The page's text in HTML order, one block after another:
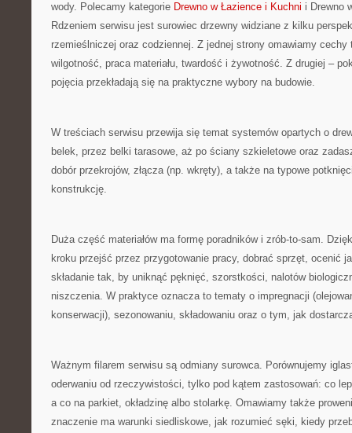
wody. Polecamy kategorie Drewno w Łazience i Kuchni i Drewno
Rdzeniem serwisu jest surowiec drzewny widziane z kilku
rzemieślniczej oraz codziennej. Z jednej strony omawiamy
wilgotność, praca materiału, twardość i żywotność. Z drugiej –
pojęcia przekładają się na praktyczne wybory na budowie.
W treściach serwisu przewija się temat systemów opartych o
belek, przez belki tarasowe, aż po ściany szkieletowe oraz
dobór przekrojów, złącza (np. wkręty), a także na typowe
konstrukcję.
Duża część materiałów ma formę poradników i zrób-to-sam.
kroku przejść przez przygotowanie pracy, dobrać sprzęt, ocenić
składanie tak, by uniknąć pęknięć, szorstkości, nalotów
niszczenia. W praktyce oznacza to tematy o impregnacji
konserwacji), sezonowaniu, składowaniu oraz o tym, jak
Ważnym filarem serwisu są odmiany surowca. Porównujemy
oderwaniu od rzeczywistości, tylko pod kątem zastosowań: co
a co na parkiet, okładzinę albo stolarkę. Omawiamy także
znaczenie ma warunki siedliskowe, jak rozumieć sęki, kiedy